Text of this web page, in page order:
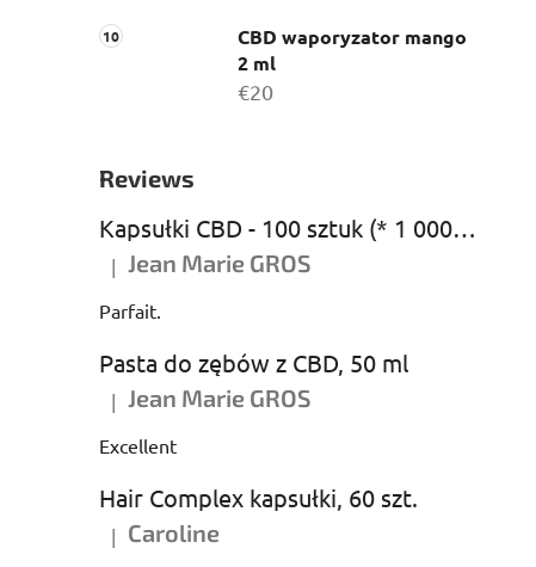
CBD waporyzator mango
2 ml
€20
Reviews
Kapsułki CBD - 100 sztuk (* 1 000 mg CBD)
Ocena produktu to 5 na 5 gwiazdek.
| Jean Marie GROS
Parfait.
Pasta do zębów z CBD, 50 ml
Ocena produktu to 5 na 5 gwiazdek.
| Jean Marie GROS
Excellent
Hair Complex kapsułki, 60 szt.
Ocena produktu to 5 na 5 gwiazdek.
| Caroline